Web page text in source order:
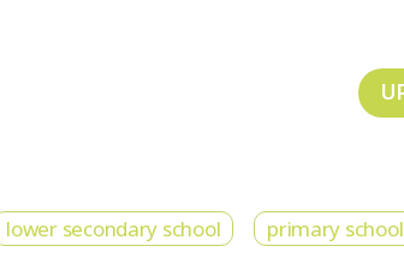
lower secondary school primary school